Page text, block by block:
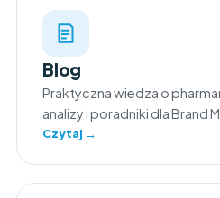
Blog
Praktyczna wiedza o
analizy i poradniki dla Brand
Czytaj →